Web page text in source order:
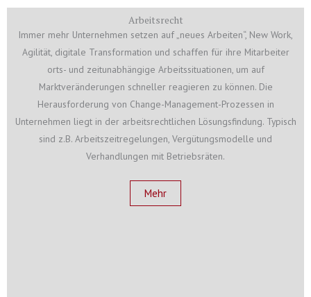
Arbeitsrecht
Immer mehr Unternehmen setzen auf „neues Arbeiten“, New Work,
Agilität, digitale Transformation und schaffen für ihre Mitarbeiter
orts- und zeitunabhängige Arbeitssituationen, um auf
Marktveränderungen schneller reagieren zu können. Die
Herausforderung von Change-Management-Prozessen in
Unternehmen liegt in der arbeitsrechtlichen Lösungsfindung. Typisch
sind z.B. Arbeitszeitregelungen, Vergütungsmodelle und
Verhandlungen mit Betriebsräten.
Mehr